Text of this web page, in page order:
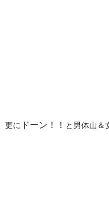
更に ドーン！！ と男体山＆